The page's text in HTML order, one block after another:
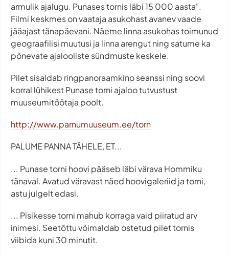
armulik ajalugu. Punases tornis läbi 15 000 aasta".
Filmi keskmes on vaataja asukohast avanev vaade
jääajast tänapäevani. Näeme linna asukohas toimunud
geograafilisi muutusi ja linna arengut ning satume ka
põnevate ajalooliste sündmuste keskele.
Pilet sisaldab ringpanoraamkino seanssi ning soovi
korral lühikest Punase torni ajaloo tutvustust
muuseumitöötaja poolt.
http://www.parnumuuseum.ee/torn
PALUME PANNA TÄHELE, ET...
... Punase torni hoovi pääseb läbi värava Hommiku
tänaval. Avatud väravast näed hoovigaleriid ja torni,
astu julgelt edasi.
... Pisikesse torni mahub korraga vaid piiratud arv
inimesi. Seetõttu võimaldab ostetud pilet tornis
viibida kuni 30 minutit.